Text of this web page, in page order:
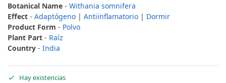
Botanical Name - Withania somnifera
Effect - Adaptógeno | Antiinflamatorio | Dormir
Product Form - Polvo
Plant Part - Raíz
Country - India
Hay existencias